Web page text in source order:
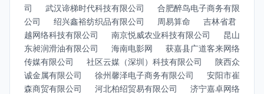
司
武汉谛梯时代科技有限公司
合肥醉鸟电子商务有限
公司
绍兴鑫裕纺织品有限公司 周易算命
吉林省君
越网络科技有限公司
南京悦威农业科技有限公司
昆山
东昶润滑油有限公司
海南电影网
获嘉县广道客来网络
传媒有限公司
社区云媒（深圳）科技有限公司
陕西众
诚金属有限公司
徐州馨泽电子商务有限公司
安阳市崔
森商贸有限公司
河北柏绍贸易有限公司
济宁嘉卓网络